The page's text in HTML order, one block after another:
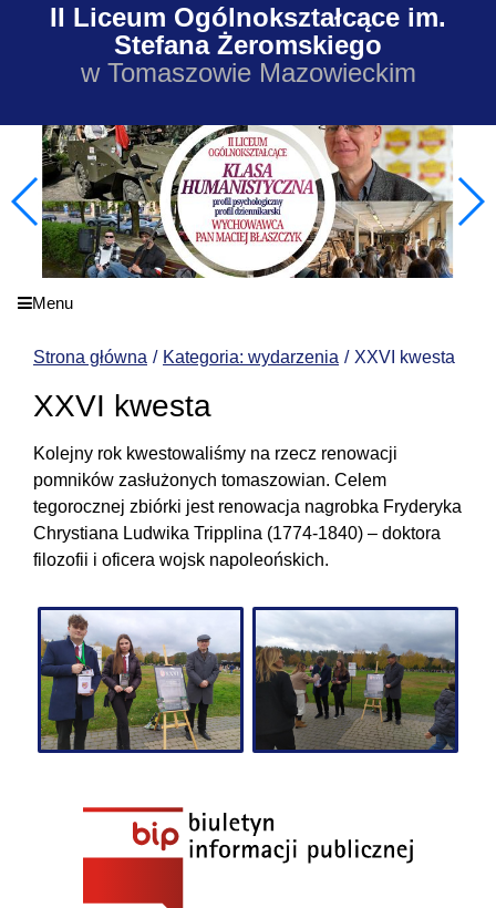
II Liceum Ogólnokształcące im.
Stefana Żeromskiego
w Tomaszowie Mazowieckim
Menu
Strona główna Kategoria: wydarzenia XXVI kwesta
XXVI kwesta
Kolejny rok kwestowaliśmy na rzecz renowacji
pomników zasłużonych tomaszowian. Celem
tegorocznej zbiórki jest renowacja nagrobka Fryderyka
Chrystiana Ludwika Tripplina (1774-1840) – doktora
filozofii i oficera wojsk napoleońskich.